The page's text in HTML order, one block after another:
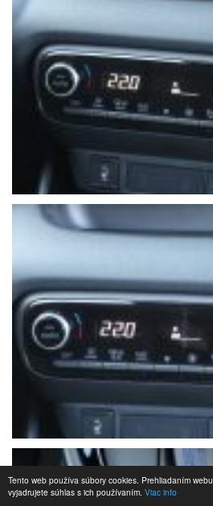
Tento web používa súbory cookies. Prehliadaním webu
vyjadrujete súhlas s ich používaním. Viac info